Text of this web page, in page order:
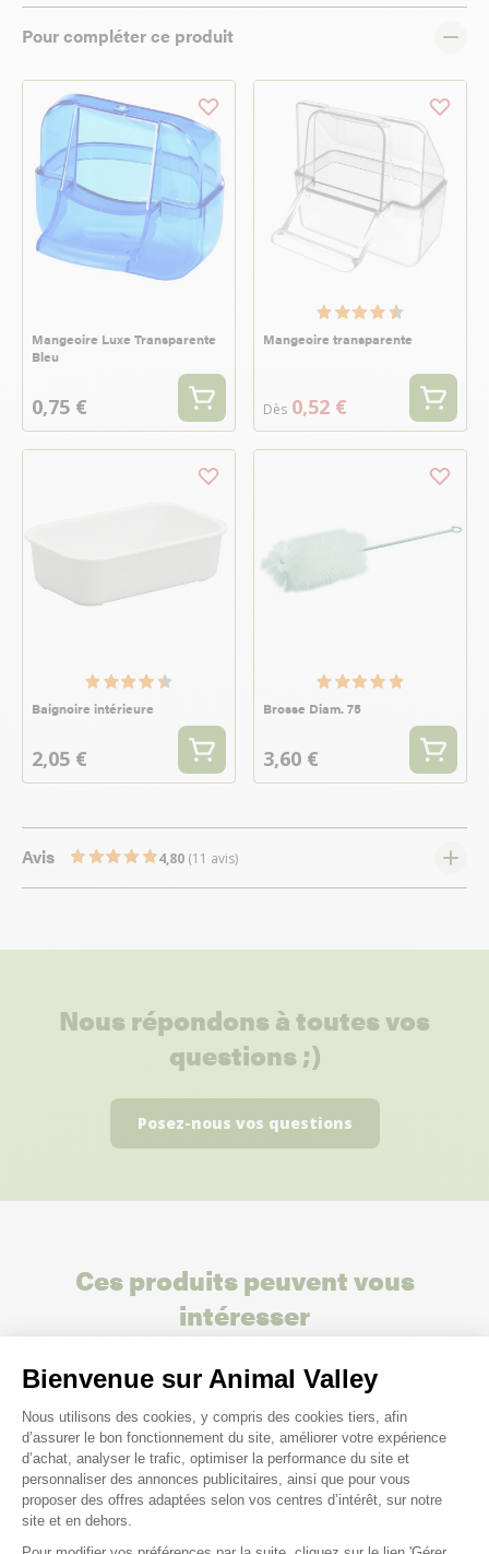
Bienvenue sur Animal Valley
Plateforme de Gestion du
Nous utilisons des cookies, y compris des cookies tiers, afin
d’assurer le bon fonctionnement du site, améliorer votre expérience
d’achat, analyser le trafic, optimiser la performance du site et
personnaliser des annonces publicitaires, ainsi que pour vous
proposer des offres adaptées selon vos centres d’intérêt, sur notre
site et en dehors.
Pour compléter ce produit
Mangeoire Luxe Transparente
Bleu
0,75 €
Mangeoire transparente
Dès 0,52 €
Baignoire intérieure
2,05 €
Brosse Diam. 75
3,60 €
Avis 4,80 (11 avis)
Nous répondons à toutes vos
questions ;)
Posez-nous vos questions
Ces produits peuvent vous
intéresser